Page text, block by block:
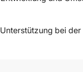
Unterstützung bei